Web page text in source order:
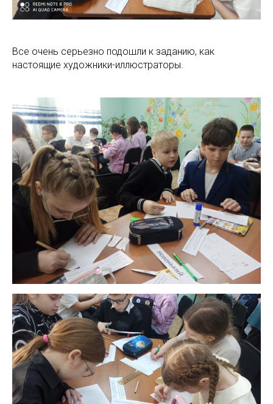
Все очень серьезно подошли к заданию, как
настоящие художники-иллюстраторы.